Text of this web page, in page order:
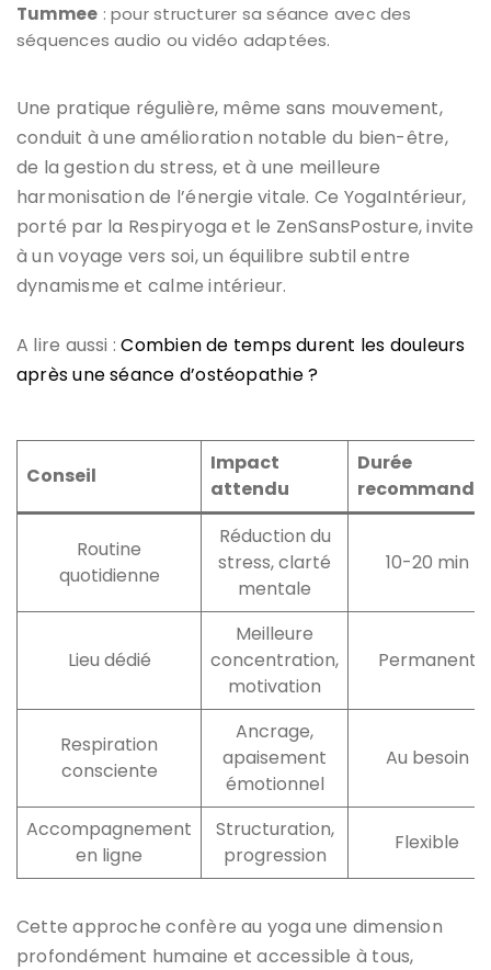
Tummee : pour structurer sa séance avec des
séquences audio ou vidéo adaptées.
Une pratique régulière, même sans mouvement,
conduit à une amélioration notable du bien-être,
de la gestion du stress, et à une meilleure
harmonisation de l’énergie vitale. Ce YogaIntérieur,
porté par la Respiryoga et le ZenSansPosture, invite
à un voyage vers soi, un équilibre subtil entre
dynamisme et calme intérieur.
A lire aussi :Combien de temps durent les douleurs
après une séance d’ostéopathie ?
Conseil
Impact
attendu
Durée
Routine
quotidienne
Réduction du
stress, clarté
mentale
10-20 min
Lieu dédié
Meilleure
concentration,
motivation
Permanent
Respiration
consciente
Ancrage,
apaisement
émotionnel
Au besoin
Accompagnement
en ligne
Structuration,
progression
Flexible
Cette approche confère au yoga une dimension
profondément humaine et accessible à tous,